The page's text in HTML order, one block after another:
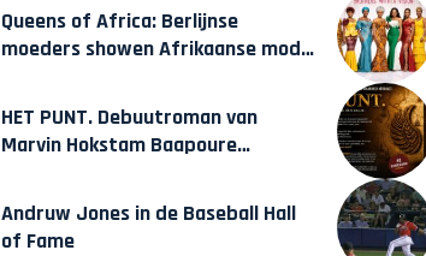
Queens of Africa: Berlijnse
moeders showen Afrikaanse mode
HET PUNT. Debuutroman van
Marvin Hokstam Baapoure
Andruw Jones in de Baseball Hall
of Fame